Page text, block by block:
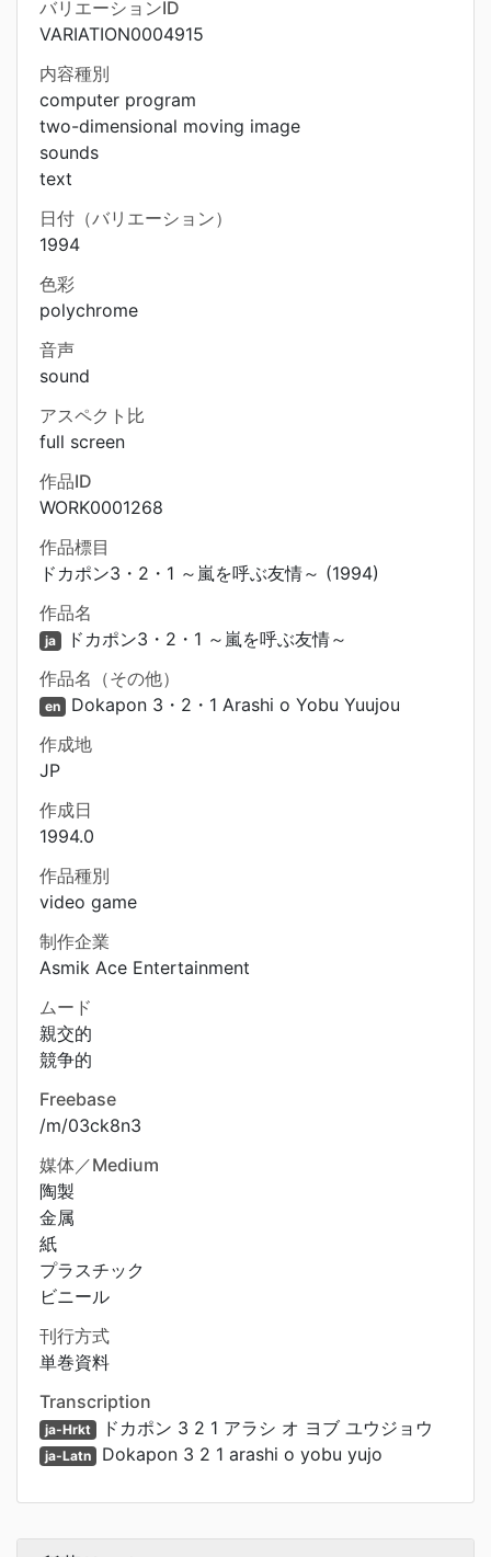
バリエーションID
VARIATION0004915
内容種別
computer program
two-dimensional moving image
sounds
text
日付（バリエーション）
1994
色彩
polychrome
音声
sound
アスペクト比
full screen
作品ID
WORK0001268
作品標目
ドカポン3・2・1 ～嵐を呼ぶ友情～ (1994)
作品名
ja ドカポン3・2・1 ～嵐を呼ぶ友情～
作品名（その他）
en Dokapon 3・2・1 Arashi o Yobu Yuujou
作成地
JP
作成日
1994.0
作品種別
video game
制作企業
Asmik Ace Entertainment
ムード
親交的
競争的
Freebase
/m/03ck8n3
媒体／Medium
陶製
金属
紙
プラスチック
ビニール
刊行方式
単巻資料
Transcription
ja-Hrkt ドカポン 3 2 1 アラシ オ ヨブ ユウジョウ
ja-Latn Dokapon 3 2 1 arashi o yobu yujo